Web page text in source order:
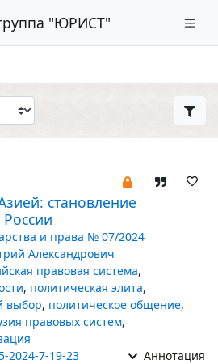
"ЮРИСТ"
становление
и права № 07/2024
Александрович
правовая система,
, политическая элита,
выбор, политическое общение,
правовых систем,
2024-7-19-23 Аннотация